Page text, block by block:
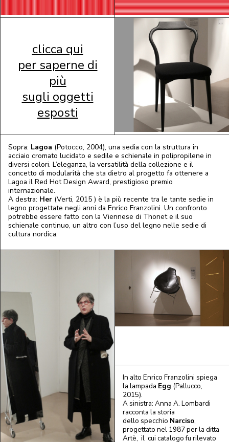
clicca qui
per saperne di
più
sugli oggetti
esposti
Sopra: Lagoa (Potocco, 2004), una sedia con la struttura in
acciaio cromato lucidato e sedile e schienale in polipropilene in
diversi colori. L’eleganza, la versatilità della collezione e il
concetto di modularità che sta dietro al progetto fa ottenere a
Lagoa il Red Hot Design Award, prestigioso premio
internazionale.
A destra: Her (Verti, 2015 ) è la più recente tra le tante sedie in
legno progettate negli anni da Enrico Franzolini. Un confronto
potrebbe essere fatto con la Viennese di Thonet e il suo
schienale continuo, un altro con l’uso del legno nelle sedie di
cultura nordica.
In alto Enrico Franzolini spiega
la lampada Egg (Pallucco,
2015).
A sinistra: Anna A. Lombardi
racconta la storia
dello specchio Narciso,
progettato nel 1987 per la ditta
Artè, il cui catalogo fu rilevato